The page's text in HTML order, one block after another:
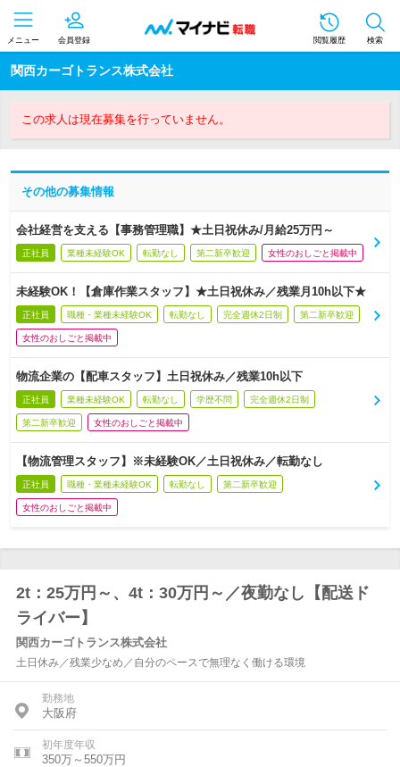
メニュー 会員登録 閲覧履歴 検索
関西カーゴトランス株式会社
この求人は現在募集を行っていません。
その他の募集情報
会社経営を支える【事務管理職】★土日祝休み/月給25万円～
正社員 業種未経験OK 転勤なし 第二新卒歓迎 女性のおしごと掲載中
未経験OK！【倉庫作業スタッフ】★土日祝休み／残業月10h以下★
正社員 職種・業種未経験OK 転勤なし 完全週休2日制 第二新卒歓迎
女性のおしごと掲載中
物流企業の【配車スタッフ】土日祝休み／残業10h以下
正社員 業種未経験OK 転勤なし 学歴不問 完全週休2日制
第二新卒歓迎 女性のおしごと掲載中
【物流管理スタッフ】※未経験OK／土日祝休み／転勤なし
正社員 職種・業種未経験OK 転勤なし 第二新卒歓迎
女性のおしごと掲載中
2t：25万円～、4t：30万円～／夜勤なし【配送ド
ライバー】
関西カーゴトランス株式会社
土日休み／残業少なめ／自分のペースで無理なく働ける環境
勤務地
大阪府
初年度年収
350万～550万円